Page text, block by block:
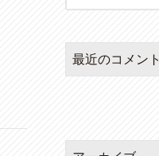
最近のコメント